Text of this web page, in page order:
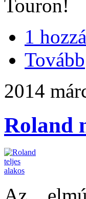
Touron!
1
Tovább
2014
Roland